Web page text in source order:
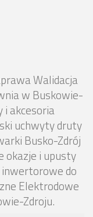
Walidacja
w Buskowie-
i akcesoria
uchwyty druty
Busko-Zdrój
okazje i upusty
do
Elektrodowe
Zdroju.